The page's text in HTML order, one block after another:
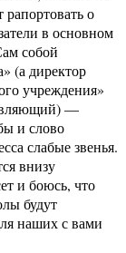
рапортовать о
в основном
собой
(а директор
учреждения»
—
и слово
слабые звенья.
внизу
и боюсь, что
будут
наших с вами